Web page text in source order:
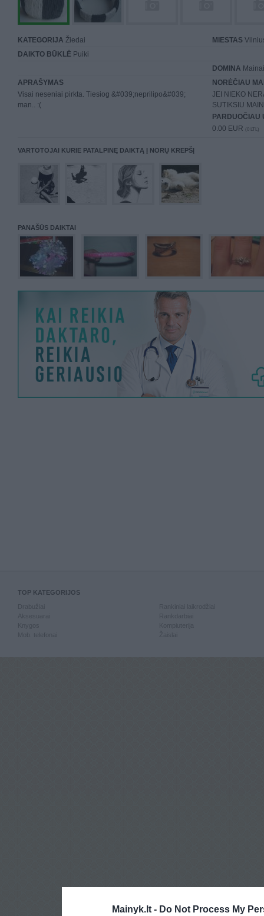
Mainyk.lt - Do Not Process My
KATEGORIJA Žiedai MIESTAS
DAIKTO BŪKLĖ Puiki
DOMINA
APRAŠYMAS
Visai neseniai pirkta. Tiesiog &#039;neprilipo&#039;
man.. :(
NORĖČIAU
JEI NIEKO
SUTIKSIU
PARDUOČIAU
0.00 EUR (0 LTL)
VARTOTOJAI KURIE PATALPINĘ DAIKTĄ Į NORŲ KREPŠĮ
PANAŠŪS DAIKTAI
TOP KATEGORIJOS
Knygos
Mob. telefonai
Kompiuterija
Žaislai